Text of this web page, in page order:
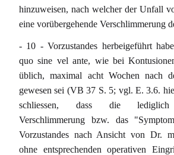
hinzuweisen, nach welcher der Unfall
eine vorübergehende Verschlimmerung
- 10 - Vorzustandes herbeigeführt
quo sine vel ante, wie bei
üblich, maximal acht Wochen nach
gewesen sei (VB 37 S. 5; vgl. E. 3.6.
schliessen, dass die lediglich
Verschlimmerung bzw. das
Vorzustandes nach Ansicht von Dr.
ohne entsprechenden operativen